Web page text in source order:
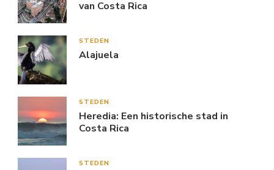
van Costa Rica
STEDEN
Alajuela
STEDEN
Heredia: Een historische stad in
Costa Rica
STEDEN